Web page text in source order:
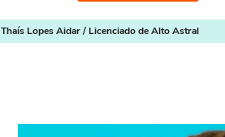
Thaís Lopes Aidar / Licenciado de Alto Astral